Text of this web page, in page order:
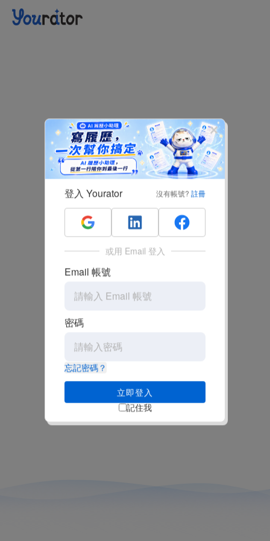
登入 Yourator 沒有帳號? 註冊
或用 Email 登入
Email 帳號
密碼
忘記密碼？
立即登入
記住我